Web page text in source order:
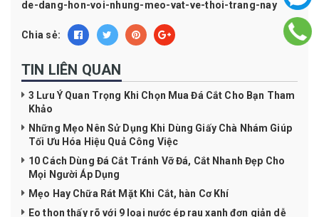
de-dang-hon-voi-nhung-meo-vat-ve-thoi-trang-nay
Chia sẻ:
TIN LIÊN QUAN
3 Lưu Ý Quan Trọng Khi Chọn Mua Đá Cắt Cho Bạn Tham
Khảo
Những Mẹo Nên Sử Dụng Khi Dùng Giấy Chà Nhám Giúp
Tối Ưu Hóa Hiệu Quả Công Việc
10 Cách Dùng Đá Cắt Tránh Vỡ Đá, Cắt Nhanh Đẹp Cho
Mọi Người Áp Dụng
Mẹo Hay Chữa Rát Mặt Khi Cắt, hàn Cơ Khí
Eo thon thấy rõ với 9 loại nước ép rau xanh đơn giản dễ